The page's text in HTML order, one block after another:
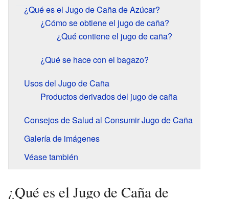
¿Qué es el Jugo de Caña de Azúcar?
¿Cómo se obtiene el jugo de caña?
¿Qué contiene el jugo de caña?
¿Qué se hace con el bagazo?
Usos del Jugo de Caña
Productos derivados del jugo de caña
Consejos de Salud al Consumir Jugo de Caña
Galería de imágenes
Véase también
¿Qué es el Jugo de Caña de